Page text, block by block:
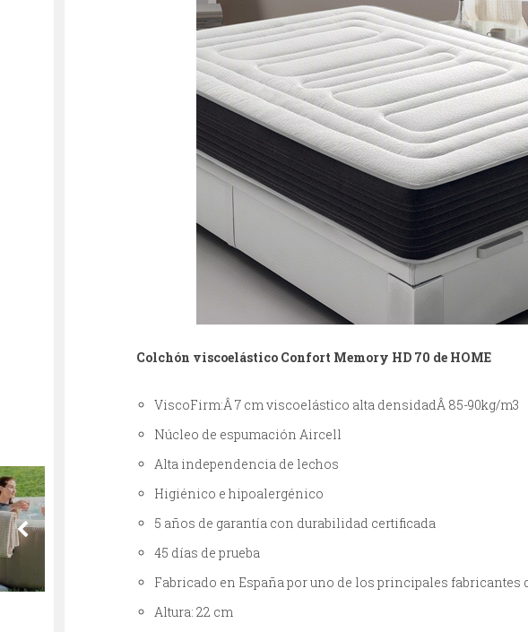
Colchón viscoelástico Confort Memory HD 70 de HOME
ViscoFirm:Â 7 cm viscoelástico alta densidadÂ 85-90kg/m3
Núcleo de espumación Aircell
Alta independencia de lechos
Higiénico e hipoalergénico
5 años de garantía con durabilidad certificada
45 días de prueba
Fabricado en España por uno de los principales fabricantes
Altura: 22 cm